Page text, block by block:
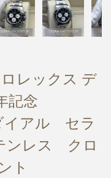
レックス デ
記念
イアル セラ
ンレス クロ
ト